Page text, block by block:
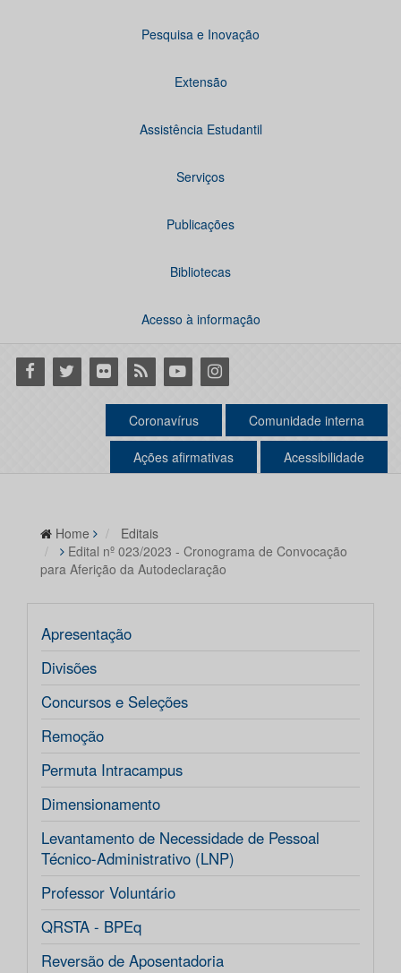
Pesquisa e Inovação
Extensão
Assistência Estudantil
Serviços
Publicações
Bibliotecas
Acesso à informação
Facebook
Twitter Flickr RSS YoutubeInstagram
Coronavírus Comunidade interna
Ações afirmativas Acessibilidade
Home
Editais
Edital nº 023/2023 - Cronograma de Convocação
para Aferição da Autodeclaração
Apresentação
Divisões
Concursos e Seleções
Remoção
Permuta Intracampus
Dimensionamento
Levantamento de Necessidade de Pessoal
Técnico-Administrativo (LNP)
Professor Voluntário
QRSTA - BPEq
Reversão de Aposentadoria